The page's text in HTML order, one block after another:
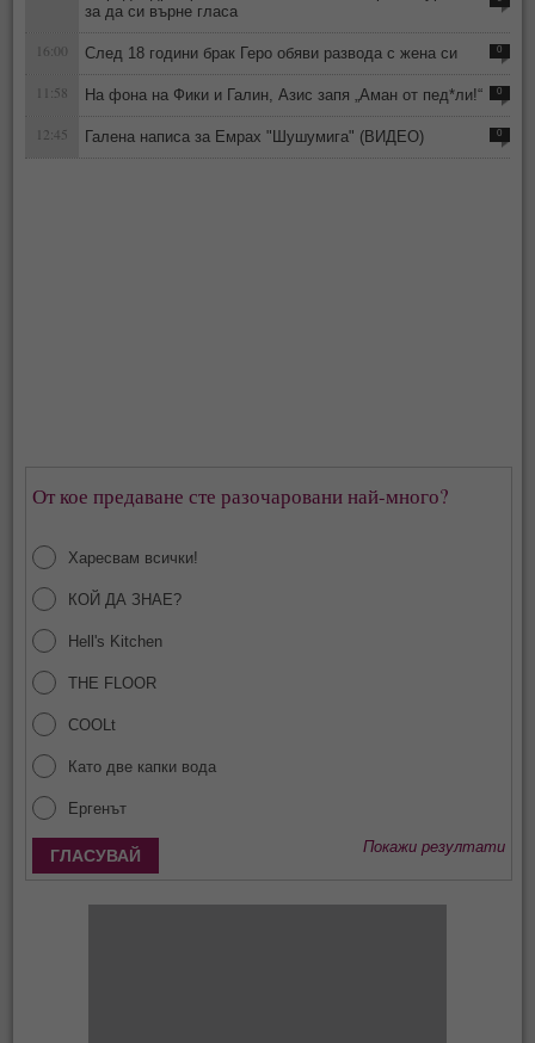
за да си върне гласа
16:00 След 18 години брак Геро обяви развода с жена си 0
11:58 На фона на Фики и Галин, Азис запя „Аман от пед*ли!“ 0
12:45 Галена написа за Емрах "Шушумига" (ВИДЕО) 0
От кое предаване сте разочаровани най-много?
Харесвам всички!
КОЙ ДА ЗНАЕ?
Hell's Kitchen
THE FLOOR
COOLt
Като две капки вода
Ергенът
Покажи резултати